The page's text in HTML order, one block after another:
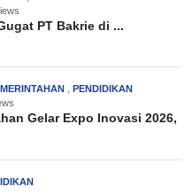
PT Bakrie di ...
PENDIDIKAN
Gelar Expo Inovasi 2026,